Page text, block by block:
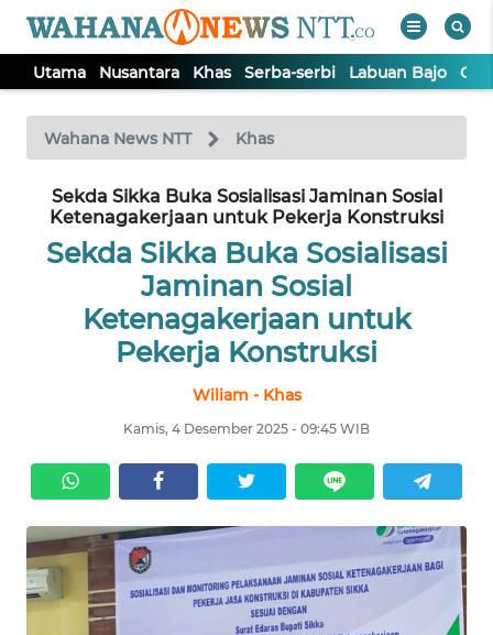
Utama Nusantara Khas Serba-serbi Labuan Bajo
Wahana News NTT Khas
Sekda Sikka Buka Sosialisasi Jaminan Sosial
Ketenagakerjaan untuk Pekerja Konstruksi
Sekda Sikka Buka Sosialisasi
Jaminan Sosial
Ketenagakerjaan untuk
Pekerja Konstruksi
Wiliam - Khas
Kamis, 4 Desember 2025 - 09:45 WIB
TV
Tutup
UTAMA
NUSANTARA
LABUAN
BAJO
OPINI
Informasi